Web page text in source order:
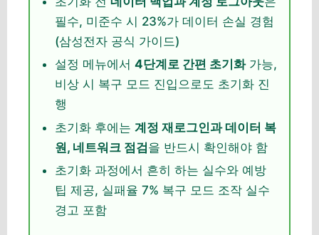
필수, 미준수 시 23%가 데이터 손실 경험
(삼성전자 공식 가이드)
설정 메뉴에서4단계로 간편 초기화가능,
비상 시 복구 모드 진입으로도 초기화 진
행
초기화 후에는계정 재로그인과 데이터 복
원, 네트워크 점검을 반드시 확인해야 함
초기화 과정에서 흔히 하는 실수와 예방
팁 제공, 실패율 7% 복구 모드 조작 실수
경고 포함